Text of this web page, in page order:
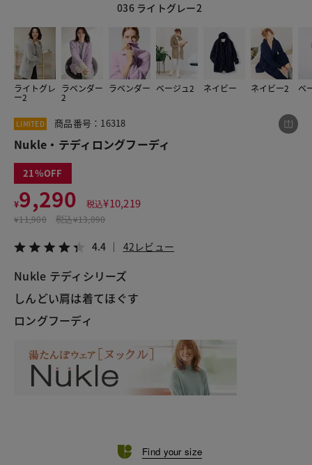
036 ライトグレー2
ライトグレ
ー2
ラベンダー
2
ラベンダー ベージュ2 ネイビー ネイビー2 ベ
1 36
LIMITED 商品番号：16318
Nukle・テディロングフーディ
21
¥9,290 税込¥10,219
¥11,900 税込¥13,090
4.4 42レビュー
Nukle テディシリーズ
しんどい肩は着てほぐす
ロングフーディ
Find your size
この商品をシェアする
¥9,290
税込¥10,219
LINE